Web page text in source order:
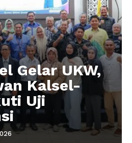
Gelar UKW,
Kalsel-
Uji